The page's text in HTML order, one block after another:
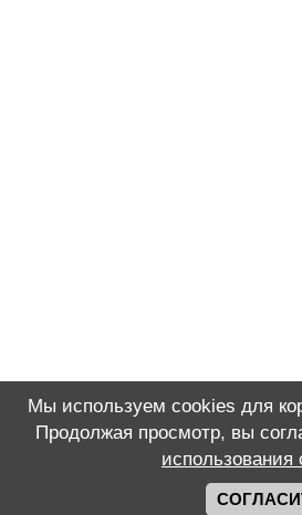
Мы используем cookies для
Продолжая просмотр, вы
использования